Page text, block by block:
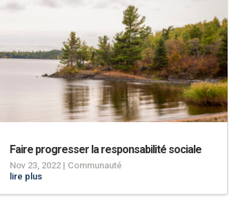
Faire progresser la responsabilité sociale
Nov 23, 2022| Communauté
lire plus